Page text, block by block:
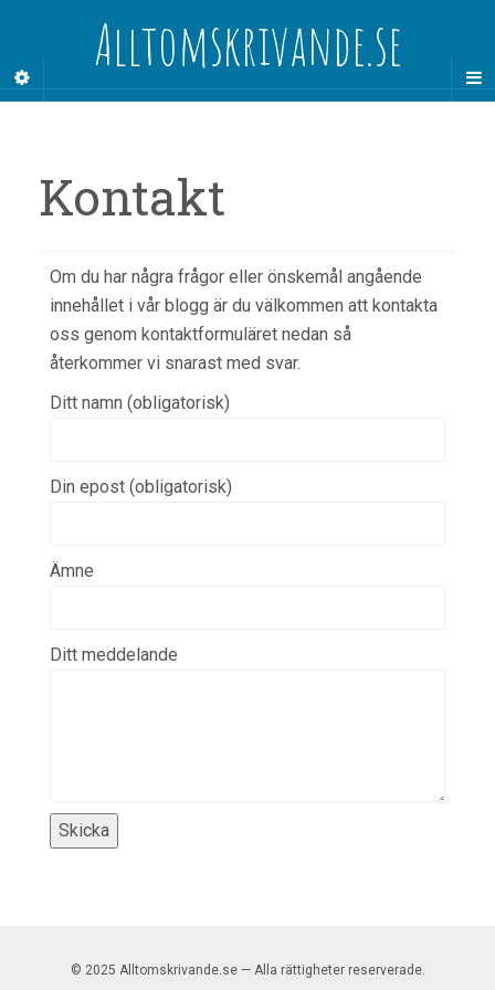
Alltomskrivande.se
Kontakt
Om du har några frågor eller önskemål angående
innehållet i vår blogg är du välkommen att kontakta
oss genom kontaktformuläret nedan så
återkommer vi snarast med svar.
Ditt namn (obligatorisk)
Din epost (obligatorisk)
Ämne
Ditt meddelande
© 2025 Alltomskrivande.se — Alla rättigheter reserverade.